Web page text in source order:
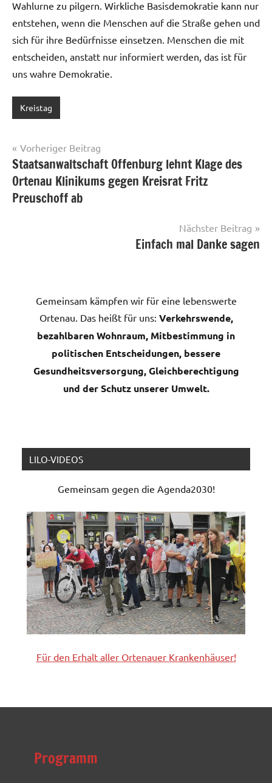
Wahlurne zu pilgern. Wirkliche Basisdemokratie kann nur
entstehen, wenn die Menschen auf die Straße gehen und
sich für ihre Bedürfnisse einsetzen. Menschen die mit
entscheiden, anstatt nur informiert werden, das ist für
uns wahre Demokratie.
Kreistag
Beitragsnavigation
Vorheriger Beitrag
Staatsanwaltschaft Offenburg lehnt Klage des
Ortenau Klinikums gegen Kreisrat Fritz
Preuschoff ab
Nächster Beitrag
Einfach mal Danke sagen
Gemeinsam kämpfen wir für eine lebenswerte
Ortenau. Das heißt für uns: Verkehrswende,
bezahlbaren Wohnraum, Mitbestimmung in
politischen Entscheidungen, bessere
Gesundheitsversorgung, Gleichberechtigung
und der Schutz unserer Umwelt.
LILO-VIDEOS
Gemeinsam gegen die Agenda2030!
Für den Erhalt aller Ortenauer Krankenhäuser!
Programm